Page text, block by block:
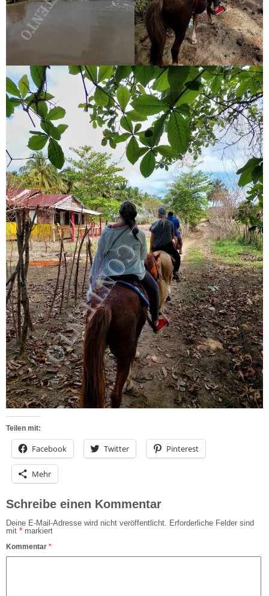
Teilen mit:
Facebook Twitter Pinterest
Mehr
Schreibe einen Kommentar
Deine E-Mail-Adresse wird nicht veröffentlicht. Erforderliche Felder sind
mit * markiert
Kommentar *